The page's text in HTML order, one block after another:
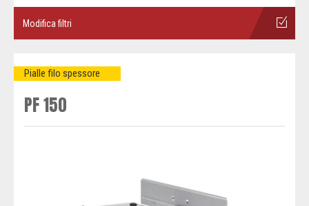
Modifica filtri
Pialle filo spessore
PF 150